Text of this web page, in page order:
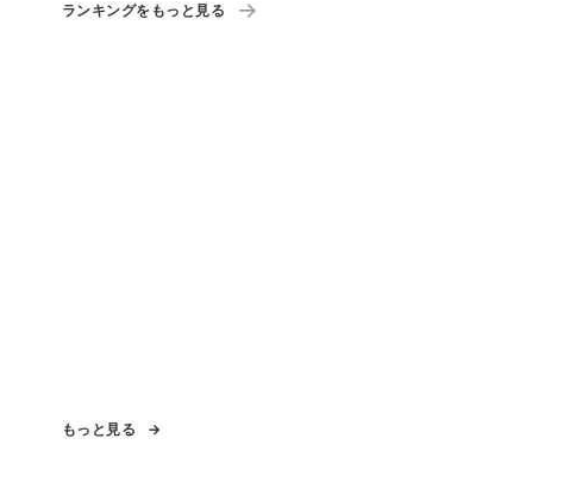
ランキングをもっと見る
もっと見る